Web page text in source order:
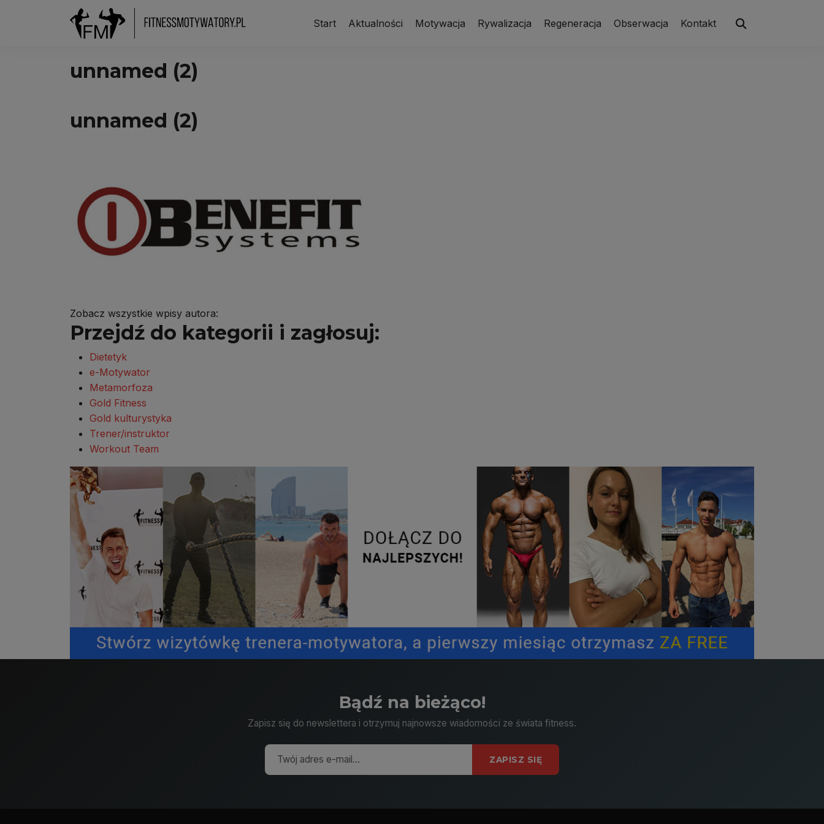
Start Aktualności Motywacja Rywalizacja Regeneracja Obserwacja Kontakt
unnamed (2)
unnamed (2)
Zobacz wszystkie wpisy autora:
Przejdź do kategorii i zagłosuj:
Dietetyk
e-Motywator
Metamorfoza
Gold Fitness
Gold kulturystyka
Trener/instruktor
Workout Team
Bądź na bieżąco!
Zapisz się do newslettera i otrzymuj najnowsze wiadomości ze świata fitness.
ZAPISZ SIĘ